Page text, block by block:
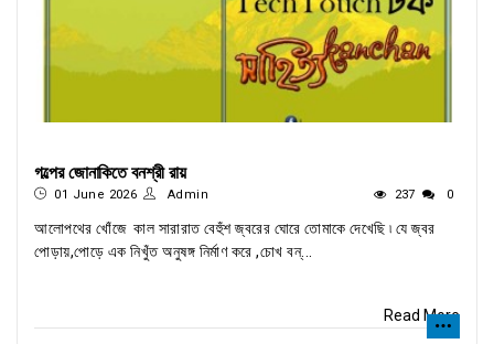
গল্পের জোনাকিতে বনশ্রী রায়
01 June 2026 Admin 237 0
আলোপথের খোঁজে কাল সারারাত বেহুঁশ জ্বরের ঘোরে তোমাকে দেখেছি ৷ যে জ্বর
পোড়ায়,পোড়ে এক নিখুঁত অনুষঙ্গ নির্মাণ করে ,চোখ বন্...
Read More